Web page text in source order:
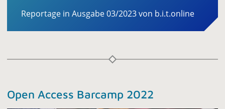
Reportage in Ausgabe 03/2023 von b.i.t.online
Open Access Barcamp 2022